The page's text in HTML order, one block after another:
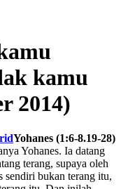
kamu
2014)
Yohanes (1:6-8.19-28)
Yohanes. Ia datang
terang, supaya oleh
sendiri bukan terang itu,